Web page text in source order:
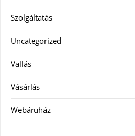
Szolgáltatás
Uncategorized
Vallás
Vásárlás
Webáruház